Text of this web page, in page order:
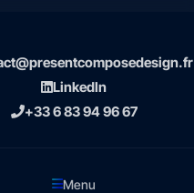
LinkedIn
+33 6 83 94 96 67
Menu